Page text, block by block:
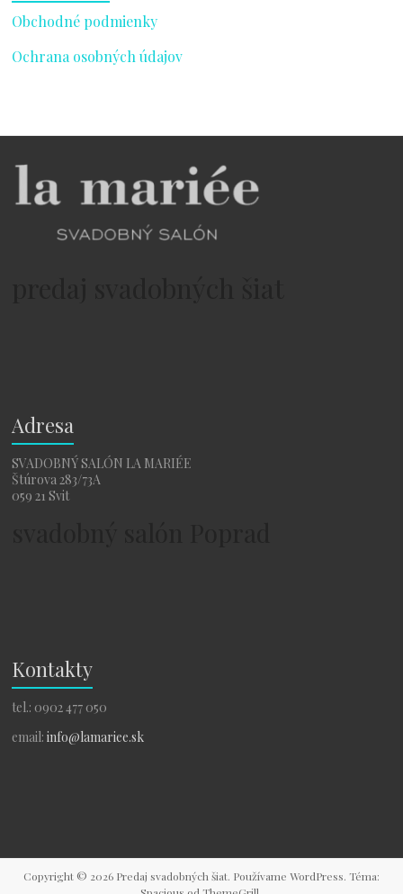
Obchodné podmienky
Ochrana osobných údajov
Adresa
SVADOBNÝ SALÓN LA MARIÉE
Štúrova 283/73A
059 21 Svit
Kontakty
tel.: 0902 477 050
email:info@lamariee.sk
Copyright © 2026 Predaj svadobných šiat. Používame WordPress. Téma: